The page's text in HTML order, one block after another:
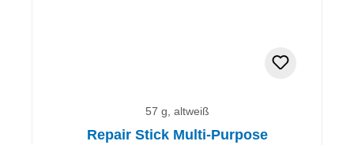
57 g, altweiß
Repair Stick Multi-Purpose